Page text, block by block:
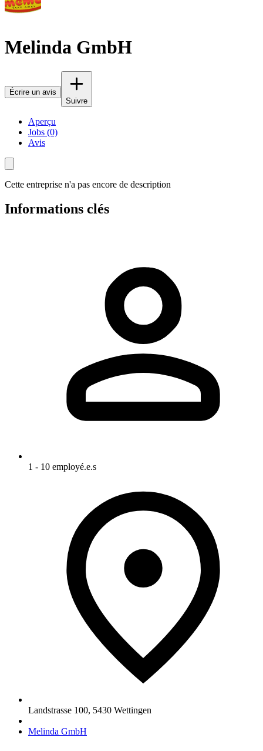
Melinda GmbH
Écrire un avis
Suivre
Aperçu
Jobs (0)
Avis
Cette entreprise n'a pas encore de description
Informations clés
1 - 10 employé.e.s
Landstrasse 100, 5430 Wettingen
Melinda GmbH